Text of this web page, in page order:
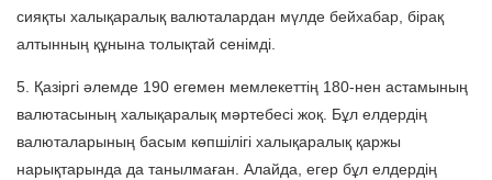
сияқты халықаралық валюталардан мүлде бейхабар, бірақ
алтынның құнына толықтай сенімді.
5. Қазіргі әлемде 190 егемен мемлекеттің 180-нен астамының
валютасының халықаралық мәртебесі жоқ. Бұл елдердің
валюталарының басым көпшілігі халықаралық қаржы
нарықтарында да танылмаған. Алайда, егер бұл елдердің